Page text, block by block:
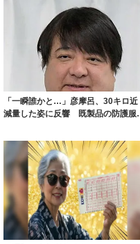
「一瞬誰かと…」彦摩呂、30キロ近
減量した姿に反響 既製品の防護服